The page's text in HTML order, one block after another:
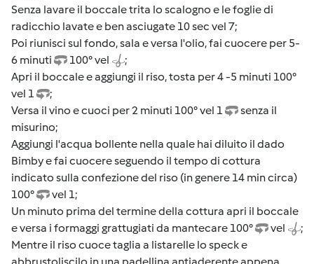
Senza lavare il boccale trita lo scalogno e le foglie di
radicchio lavate e ben asciugate 10 sec vel 7;
Poi riunisci sul fondo, sala e versa l'olio, fai cuocere per 5-
6 minuti
100° vel
;
Apri il boccale e aggiungi il riso, tosta per 4 -5 minuti 100°
vel 1
;
Versa il vino e cuoci per 2 minuti 100° vel 1
senza il
misurino;
Aggiungi l'acqua bollente nella quale hai diluito il dado
Bimby e fai cuocere seguendo il tempo di cottura
indicato sulla confezione del riso (in genere 14 min circa)
100°
vel 1;
Un minuto prima del termine della cottura apri il boccale
e versa i formaggi grattugiati da mantecare 100°
vel
;
Mentre il riso cuoce taglia a listarelle lo speck e